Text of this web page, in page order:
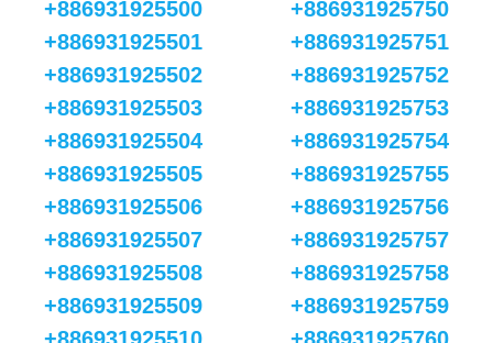
+886931925500
+886931925501
+886931925502
+886931925503
+886931925504
+886931925505
+886931925506
+886931925507
+886931925508
+886931925509
+886931925750
+886931925751
+886931925752
+886931925753
+886931925754
+886931925755
+886931925756
+886931925757
+886931925758
+886931925759